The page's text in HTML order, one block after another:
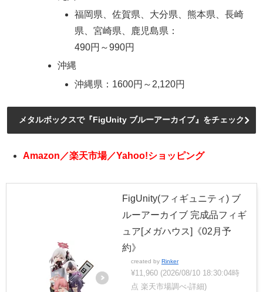
福岡県、佐賀県、大分県、熊本県、長崎
県、宮崎県、鹿児島県：
490円～990円
沖縄
沖縄県：1600円～2,120円
メタルボックスで『FigUnity ブルーアーカイブ』をチェック
Amazon／楽天市場／Yahoo!ショッピング
FigUnity(フィギュニティ) ブ
ルーアーカイブ 完成品フィギ
ュア[メガハウス]《02月予
約》
created by Rinker
¥11,960 (2026/08/10 18:30:04時
点 楽天市場調べ-詳細)